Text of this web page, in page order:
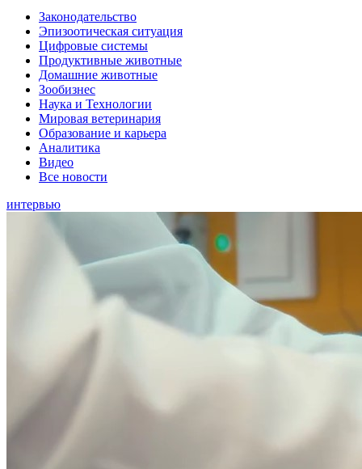
Законодательство
Эпизоотическая ситуация
Цифровые системы
Продуктивные животные
Домашние животные
Зообизнес
Наука и Технологии
Мировая ветеринария
Образование и карьера
Аналитика
Видео
Все новости
интервью